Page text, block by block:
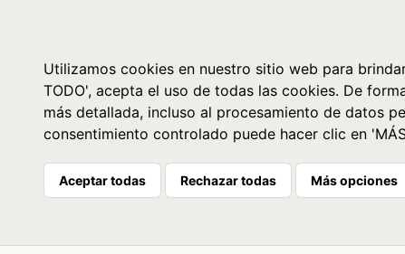
Utilizamos cookies en nuestro sitio web para
TODO', acepta el uso de todas las cookies. De
más detallada, incluso al procesamiento de datos
consentimiento controlado puede hacer clic en 'MÁS
Aceptar todas Rechazar todas Más opciones